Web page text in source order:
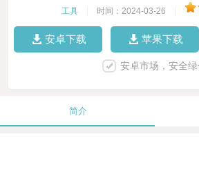
工具 时间：2024-03-26
安卓下载 苹果下载
安卓市场，安全
简介